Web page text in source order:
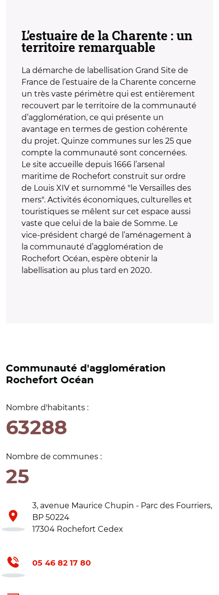
L’estuaire de la Charente : un
territoire remarquable
La démarche de labellisation Grand Site de
France de l’estuaire de la Charente concerne
un très vaste périmètre qui est entièrement
recouvert par le territoire de la communauté
d’agglomération, ce qui présente un
avantage en termes de gestion cohérente
du projet. Quinze communes sur les 25 que
compte la communauté sont concernées.
Le site accueille depuis 1666 l’arsenal
maritime de Rochefort construit sur ordre
de Louis XIV et surnommé "le Versailles des
mers". Activités économiques, culturelles et
touristiques se mêlent sur cet espace aussi
vaste que celui de la baie de Somme. Le
vice-président chargé de l’aménagement à
la communauté d’agglomération de
Rochefort Océan, espère obtenir la
labellisation au plus tard en 2020.
Communauté d'agglomération
Rochefort Océan
Nombre d'habitants :
63288
Nombre de communes :
25
3, avenue Maurice Chupin - Parc des Fourriers,
BP 50224
17304 Rochefort Cedex
05 46 82 17 80